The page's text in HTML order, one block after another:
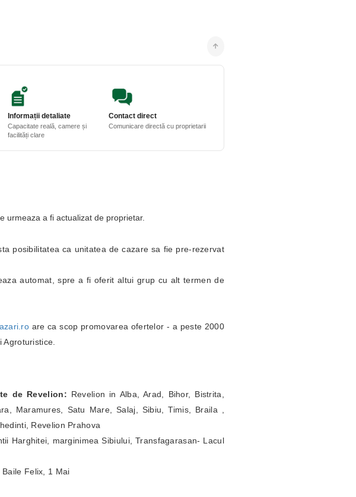
Informații detaliate
Capacitate reală, camere și
facilități clare
Contact direct
Comunicare directă cu proprietarii
urmeaza a fi actualizat de proprietar.
posibilitatea ca unitatea de cazare sa fie pre-rezervat
automat, spre a fi oferit altui grup cu alt termen de
are ca scop promovarea ofertelor - a peste 2000
Agroturistice.
de Revelion: Revelion in Alba, Arad, Bihor, Bistrita,
Maramures, Satu Mare, Salaj, Sibiu, Timis, Braila ,
Revelion Prahova
Harghitei, marginimea Sibiului, Transfagarasan- Lacul
Felix, 1 Mai